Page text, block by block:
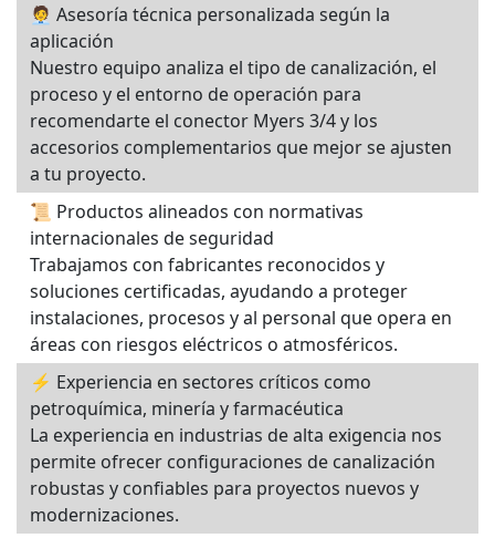
🧑‍💼 Asesoría técnica personalizada según la
aplicación
Nuestro equipo analiza el tipo de canalización, el
proceso y el entorno de operación para
recomendarte el conector Myers 3/4 y los
accesorios complementarios que mejor se ajusten
a tu proyecto.
📜 Productos alineados con normativas
internacionales de seguridad
Trabajamos con fabricantes reconocidos y
soluciones certificadas, ayudando a proteger
instalaciones, procesos y al personal que opera en
áreas con riesgos eléctricos o atmosféricos.
⚡ Experiencia en sectores críticos como
petroquímica, minería y farmacéutica
La experiencia en industrias de alta exigencia nos
permite ofrecer configuraciones de canalización
robustas y confiables para proyectos nuevos y
modernizaciones.